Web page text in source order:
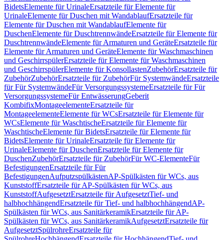
BidetsElemente für UrinaleErsatzteile für Elemente für
UrinaleElemente für Duschen mit WandablaufErsatzteile für
Elemente für Duschen mit WandablaufElemente für
DuschenElemente für DuschtrennwändeErsatzteile für Elemente für
DuschtrennwändeElemente für Armaturen und GeräteErsatzteile für
Elemente für Armaturen und GeräteElemente für Waschmaschinen
und GeschirrspülerErsatzteile für Elemente für Waschmaschinen
und GeschirrspülerElemente für KonsollastenZubehörErsatzteile für
ZubehörZubehörErsatzteile für ZubehörFür SystemwändeErsatzteile
für Für SystemwändeFür VersorgungssystemeErsatzteile für Für
VersorgungssystemeFür EntwässerungGeberit
KombifixMontageelementeErsatzteile für
MontageelementeElemente für WCsErsatzteile für Elemente für
WCsElemente für WaschtischeErsatzteile für Elemente für
WaschtischeElemente für BidetsErsatzteile für Elemente für
BidetsElemente für UrinaleErsatzteile für Elemente für
UrinaleElemente für DuschenErsatzteile für Elemente für
DuschenZubehörErsatzteile für ZubehörFür WC-ElementeFür
BefestigungenErsatzteile für Für
BefestigungenAufputzspülkästenAP-Spülkästen für WCs, aus
KunststoffErsatzteile für AP-Spülkästen für WCs, aus
KunststoffAufgesetztErsatzteile für AufgesetztTief- und
halbhochhängendErsatzteile für Tief- und halbhochhängendAP-
Spülkästen für WCs, aus SanitärkeramikErsatzteile für AP-
Spülkästen für WCs, aus SanitärkeramikAufgesetztErsatzteile für
AufgesetztSpülrohreErsatzteile für